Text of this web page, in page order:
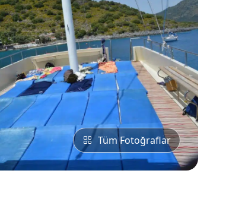
Tüm Fotoğraflar